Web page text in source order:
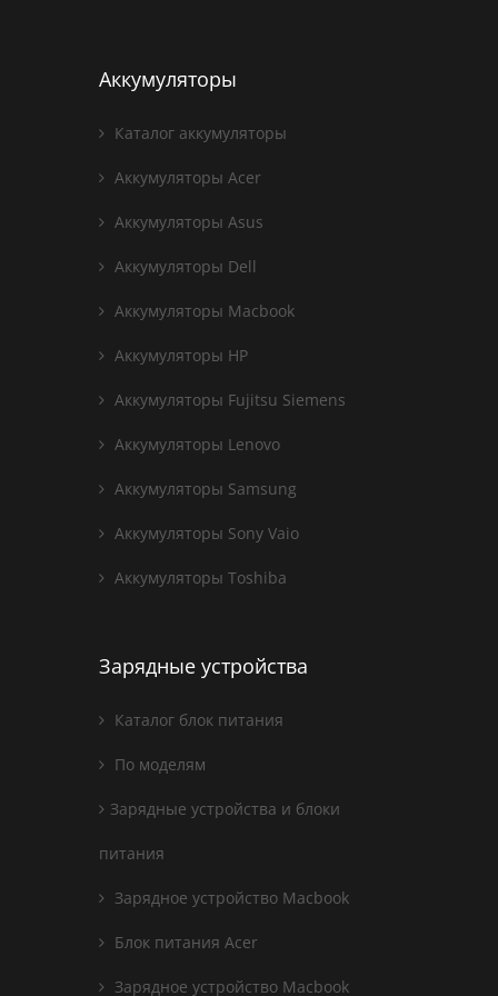
Аккумуляторы
Каталог аккумуляторы
Аккумуляторы Acer
Аккумуляторы Asus
Аккумуляторы Dell
Аккумуляторы Macbook
Аккумуляторы HP
Аккумуляторы Fujitsu Siemens
Аккумуляторы Lenovo
Аккумуляторы Samsung
Аккумуляторы Sony Vaio
Аккумуляторы Toshiba
Зарядные устройства
Каталог блок питания
По моделям
Зарядные устройства и блоки
питания
Зарядное устройство Macbook
Блок питания Acer
Зарядное устройство Macbook